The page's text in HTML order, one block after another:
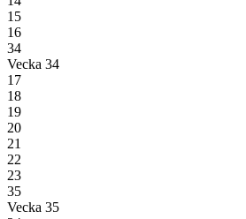
15
16
34
Vecka 34
17
18
19
20
21
22
23
35
Vecka 35